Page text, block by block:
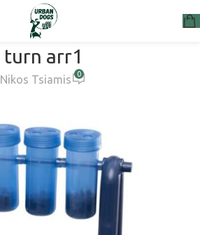
turn arr1
Nikos Tsiamis 0